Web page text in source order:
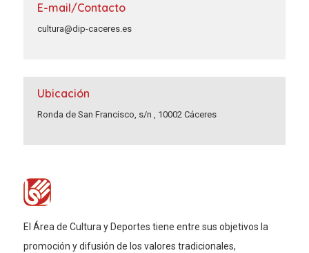
E-mail/Contacto
cultura@dip-caceres.es
Ubicación
Ronda de San Francisco, s/n , 10002 Cáceres
El Área de Cultura y Deportes tiene entre sus objetivos la
promoción y difusión de los valores tradicionales,